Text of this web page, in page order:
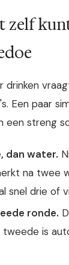
zelf
drinken
Een paar
een streng
dan water.
na twee
snel drie of
ronde.
tweede is